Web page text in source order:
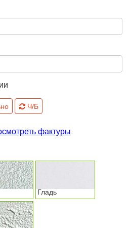
Ч/Б
фактуры
Гладь